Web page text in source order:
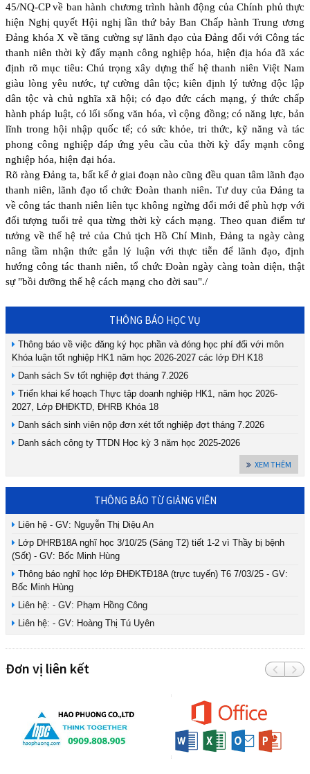
45/NQ-CP về ban hành chương trình hành động của Chính phủ thực
hiện Nghị quyết Hội nghị lần thứ bảy Ban Chấp hành Trung ương
Đảng khóa X về tăng cường sự lãnh đạo của Đảng đối với Công tác
thanh niên thời kỳ đẩy mạnh công nghiệp hóa, hiện địa hóa đã xác
định rõ mục tiêu: Chú trọng xây dựng thế hệ thanh niên Việt Nam
giàu lòng yêu nước, tự cường dân tộc; kiên định lý tưởng độc lập
dân tộc và chủ nghĩa xã hội; có đạo đức cách mạng, ý thức chấp
hành pháp luật, có lối sống văn hóa, vì cộng đồng; có năng lực, bản
lĩnh trong hội nhập quốc tế; có sức khỏe, tri thức, kỹ năng và tác
phong công nghiệp đáp ứng yêu cầu của thời kỳ đẩy mạnh công
nghiệp hóa, hiện đại hóa.
Rõ ràng Đảng ta, bất kể ở giai đoạn nào cũng đều quan tâm lãnh đạo
thanh niên, lãnh đạo tổ chức Đoàn thanh niên. Tư duy của Đảng ta
về công tác thanh niên liên tục không ngừng đổi mới để phù hợp với
đối tượng tuổi trẻ qua từng thời kỳ cách mạng. Theo quan điểm tư
tưởng về thế hệ trẻ của Chủ tịch Hồ Chí Minh, Đảng ta ngày càng
nâng tầm nhận thức gắn lý luận với thực tiễn để lãnh đạo, định
hướng công tác thanh niên, tổ chức Đoàn ngày càng toàn diện, thật
sự "bồi dưỡng thế hệ cách mạng cho đời sau"./
THÔNG BÁO HỌC VỤ
Thông báo về việc đăng ký học phần và đóng học phí đối với môn
Khóa luận tốt nghiệp HK1 năm học 2026-2027 các lớp ĐH K18
Danh sách Sv tốt nghiệp đợt tháng 7.2026
Triển khai kế hoạch Thực tập doanh nghiệp HK1, năm học 2026-
2027, Lớp ĐHĐKTD, ĐHRB Khóa 18
Danh sách sinh viên nộp đơn xét tốt nghiệp đợt tháng 7.2026
Danh sách công ty TTDN Học kỳ 3 năm học 2025-2026
XEM THÊM
THÔNG BÁO TỪ GIẢNG VIÊN
Liên hệ - GV: Nguyễn Thị Diệu An
Lớp DHRB18A nghĩ học 3/10/25 (Sáng T2) tiết 1-2 vì Thầy bị bệnh
(Sốt) - GV: Bốc Minh Hùng
Thông báo nghĩ học lớp ĐHĐKTĐ18A (trực tuyến) T6 7/03/25 - GV:
Bốc Minh Hùng
Liên hệ: - GV: Phạm Hồng Công
Liên hệ: - GV: Hoàng Thị Tú Uyên
Đơn vị liên kết